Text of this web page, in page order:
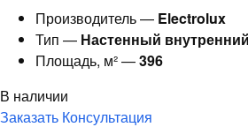
Производитель — Electrolux
Тип — Настенный
Площадь, м² —396
В наличии
Заказать Консультация